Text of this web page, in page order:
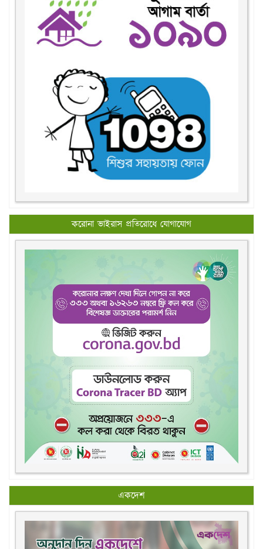
করোনা ভাইরাস প্রতিরোধে যোগাযোগ
একদেশ